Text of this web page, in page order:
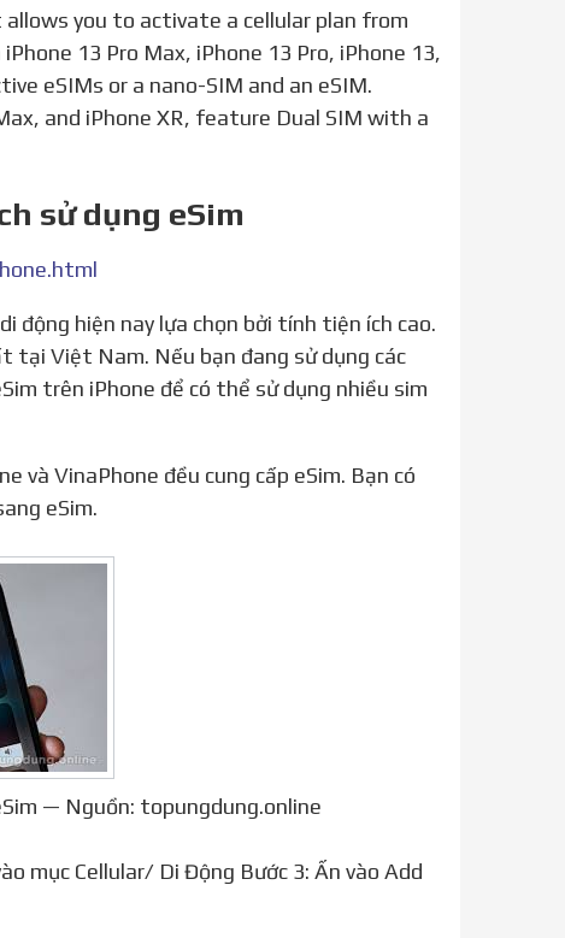
13 Pro Max, iPhone 13 Pro, iPhone 13,
eSIMs or a nano-SIM and an eSIM.
and iPhone XR, feature Dual SIM with a
sử dụng eSim
tại Việt Nam. Nếu bạn đang sử dụng các
trên iPhone để có thể sử dụng nhiều sim
eSim.
— Nguồn: topungdung.online